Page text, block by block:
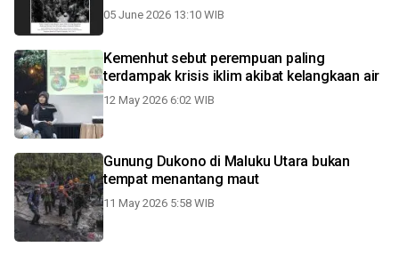
05 June 2026 13:10 WIB
Kemenhut sebut perempuan paling
terdampak krisis iklim akibat kelangkaan air
12 May 2026 6:02 WIB
Gunung Dukono di Maluku Utara bukan
tempat menantang maut
11 May 2026 5:58 WIB